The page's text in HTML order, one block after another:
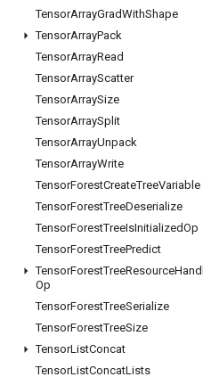
TensorArrayGradWithShape
TensorArrayPack
TensorArrayRead
TensorArrayScatter
TensorArraySize
TensorArraySplit
TensorArrayUnpack
TensorArrayWrite
TensorForestCreateTreeVariable
TensorForestTreeDeserialize
TensorForestTreeIsInitializedOp
TensorForestTreePredict
TensorForestTreeResource
Op
TensorForestTreeSerialize
TensorForestTreeSize
TensorListConcat
TensorListConcatLists